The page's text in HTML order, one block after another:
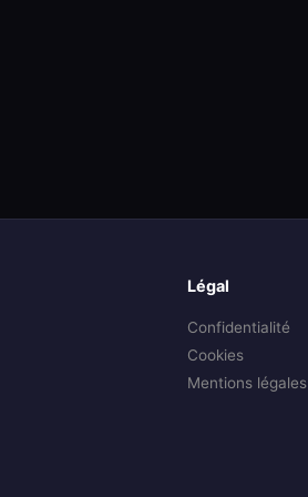
Légal
Confidentialité
Cookies
Mentions légales